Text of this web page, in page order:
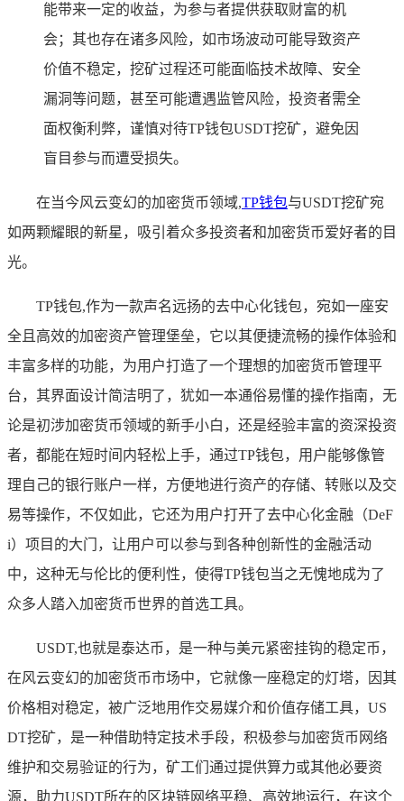
能带来一定的收益，为参与者提供获取财富的机
会；其也存在诸多风险，如市场波动可能导致资产
价值不稳定，挖矿过程还可能面临技术故障、安全
漏洞等问题，甚至可能遭遇监管风险，投资者需全
面权衡利弊，谨慎对待TP钱包USDT挖矿，避免因
盲目参与而遭受损失。
在当今风云变幻的加密货币领域,TP钱包与USDT挖矿宛
如两颗耀眼的新星，吸引着众多投资者和加密货币爱好者的目
光。
TP钱包,作为一款声名远扬的去中心化钱包，宛如一座安
全且高效的加密资产管理堡垒，它以其便捷流畅的操作体验和
丰富多样的功能，为用户打造了一个理想的加密货币管理平
台，其界面设计简洁明了，犹如一本通俗易懂的操作指南，无
论是初涉加密货币领域的新手小白，还是经验丰富的资深投资
者，都能在短时间内轻松上手，通过TP钱包，用户能够像管
理自己的银行账户一样，方便地进行资产的存储、转账以及交
易等操作，不仅如此，它还为用户打开了去中心化金融（DeF
i）项目的大门，让用户可以参与到各种创新性的金融活动
中，这种无与伦比的便利性，使得TP钱包当之无愧地成为了
众多人踏入加密货币世界的首选工具。
USDT,也就是泰达币，是一种与美元紧密挂钩的稳定币，
在风云变幻的加密货币市场中，它就像一座稳定的灯塔，因其
价格相对稳定，被广泛地用作交易媒介和价值存储工具，US
DT挖矿，是一种借助特定技术手段，积极参与加密货币网络
维护和交易验证的行为，矿工们通过提供算力或其他必要资
源，助力USDT所在的区块链网络平稳、高效地运行，在这个